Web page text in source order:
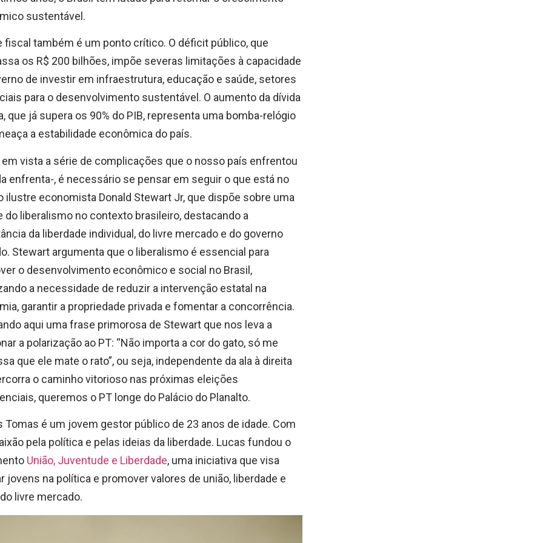
sustentável.
fiscal também é um ponto crítico. O déficit público, que
os R$ 200 bilhões, impõe severas limitações à capacidade
de investir em infraestrutura, educação e saúde, setores
para o desenvolvimento sustentável. O aumento da dívida
que já supera os 90% do PIB, representa uma bomba-relógio
a estabilidade econômica do país.
em vista a série de complicações que o nosso país enfrentou
enfrenta-, é necessário se pensar em seguir o que está no
ilustre economista Donald Stewart Jr, que dispõe sobre uma
do liberalismo no contexto brasileiro, destacando a
da liberdade individual, do livre mercado e do governo
Stewart argumenta que o liberalismo é essencial para
o desenvolvimento econômico e social no Brasil,
a necessidade de reduzir a intervenção estatal na
garantir a propriedade privada e fomentar a concorrência.
aqui uma frase primorosa de Stewart que nos leva a
a polarização ao PT: “Não importa a cor do gato, só me
que ele mate o rato”, ou seja, independente da ala à direita
o caminho vitorioso nas próximas eleições
queremos o PT longe do Palácio do Planalto.
Tomas é um jovem gestor público de 23 anos de idade. Com
pela política e pelas ideias da liberdade. Lucas fundou o
União, Juventude e Liberdade, uma iniciativa que visa
jovens na política e promover valores de união, liberdade e
livre mercado.